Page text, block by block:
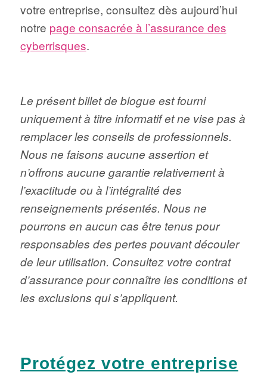
votre entreprise, consultez dès aujourd’hui
notre page consacrée à l’assurance des
cyberrisques.
Le présent billet de blogue est fourni
uniquement à titre informatif et ne vise pas à
remplacer les conseils de professionnels.
Nous ne faisons aucune assertion et
n’offrons aucune garantie relativement à
l’exactitude ou à l’intégralité des
renseignements présentés. Nous ne
pourrons en aucun cas être tenus pour
responsables des pertes pouvant découler
de leur utilisation. Consultez votre contrat
d’assurance pour connaître les conditions et
les exclusions qui s’appliquent.
Protégez votre entreprise